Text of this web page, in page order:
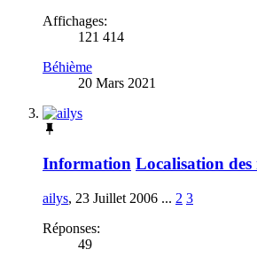
Affichages:
121 414
Béhième
20 Mars 2021
Information Localisation
ailys, 23 Juillet 2006 ... 2 3
Réponses:
49